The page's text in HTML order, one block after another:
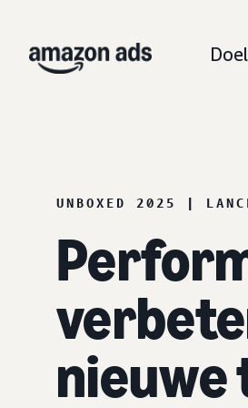
UNBOXED 2025 |
nieuwe